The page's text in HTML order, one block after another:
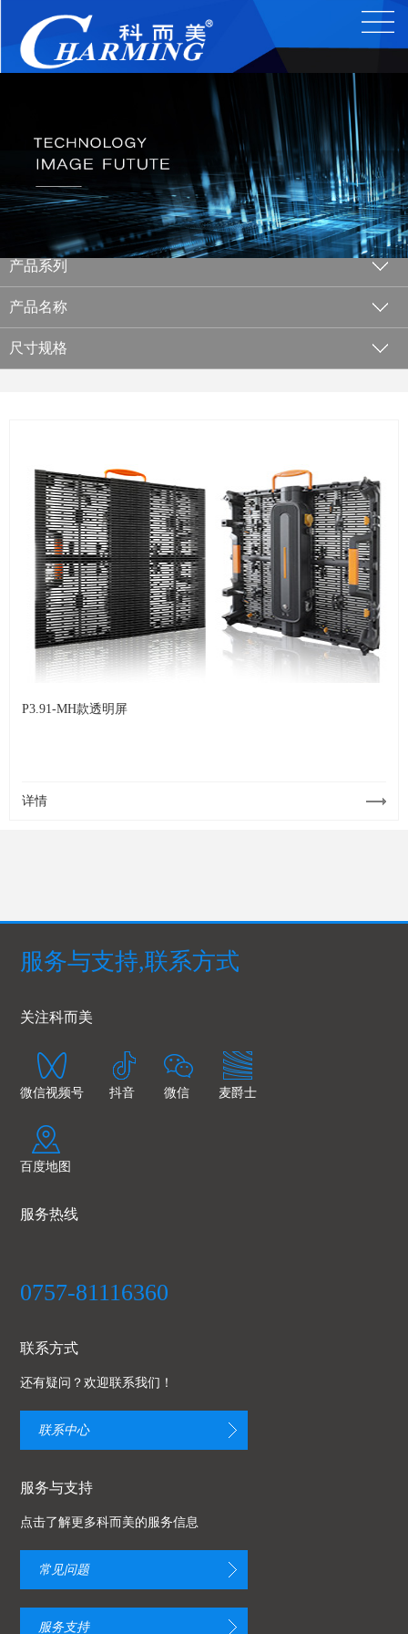
产品系列
产品名称
尺寸规格
P3.91-MH款透明屏
详情
服务与支持,联系方式
关注科而美
微信视频号 抖音 微信 麦爵士
百度地图
服务热线
0757-81116360
联系方式
还有疑问？欢迎联系我们！
联系中心
服务与支持
点击了解更多科而美的服务信息
常见问题
服务支持